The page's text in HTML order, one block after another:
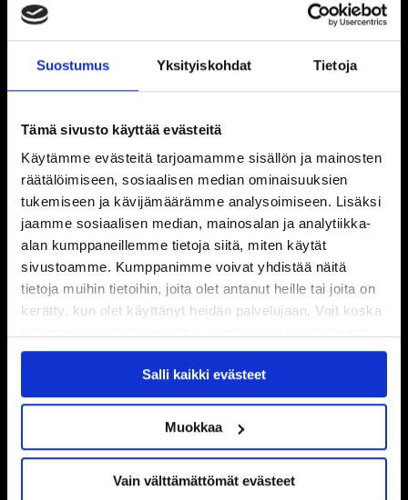
Suostumus Yksityiskohdat Tietoja
Tämä sivusto käyttää evästeitä
Käytämme evästeitä tarjoamamme sisällön ja mainosten
räätälöimiseen, sosiaalisen median ominaisuuksien
tukemiseen ja kävijämäärämme analysoimiseen. Lisäksi
jaamme sosiaalisen median, mainosalan ja analytiikka-
alan kumppaneillemme tietoja siitä, miten käytät
sivustoamme. Kumppanimme voivat yhdistää näitä
tietoja muihin tietoihin, joita olet antanut heille tai joita on
kerätty, kun olet käyttänyt heidän palvelujaan. Voit koska
käytöstäEvästeet-sivultamme.
Salli kaikki evästeet
Muokkaa
Vain välttämättömät evästeet